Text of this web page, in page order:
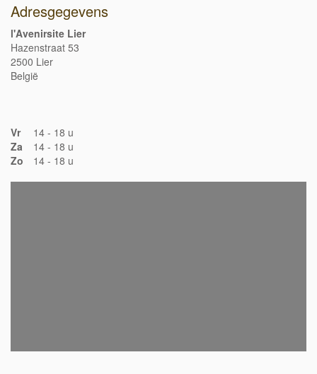
Adresgegevens
l'Avenirsite Lier
Hazenstraat 53
2500 Lier
België
Vr
14 - 18 u
Za
14 - 18 u
Zo
14 - 18 u